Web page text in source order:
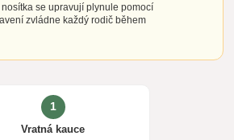
se upravují plynule pomocí
zvládne každý rodič během
1
Vratná kauce